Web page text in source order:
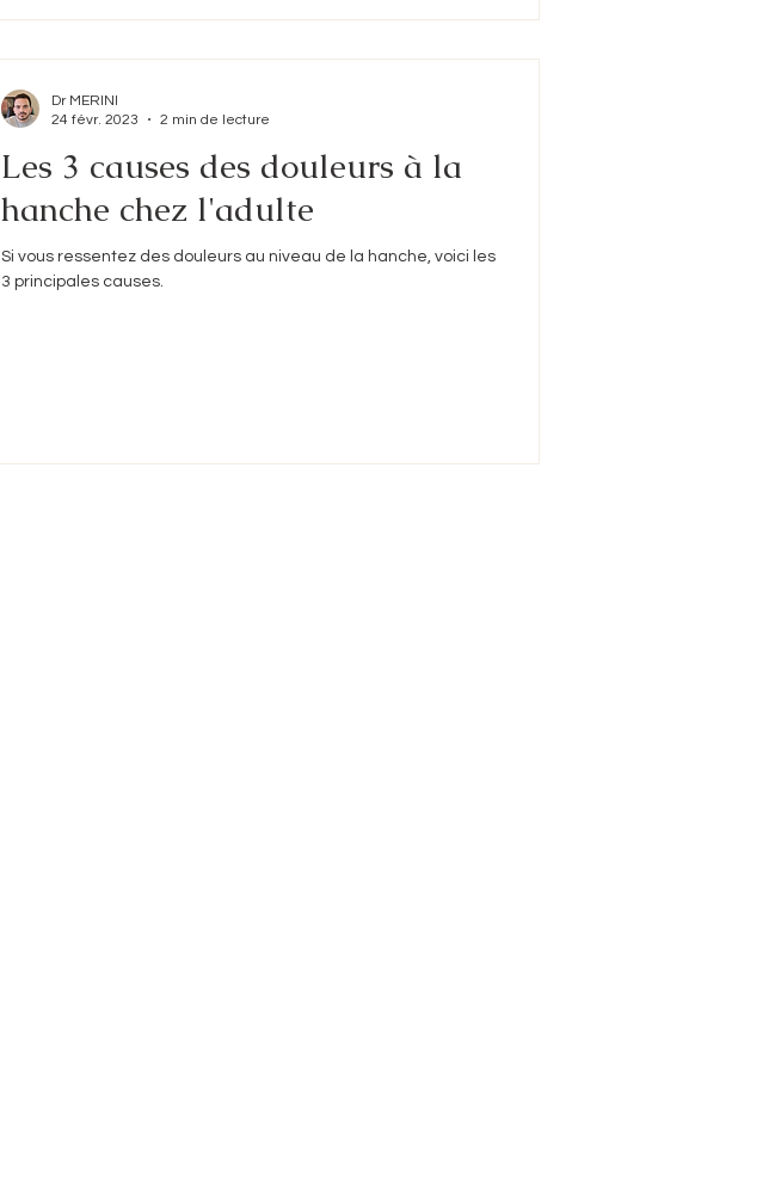
Les 3 causes des douleurs à la
hanche chez l'adulte
Si vous ressentez des douleurs au niveau de la hanche, voici les
3 principales causes.
Dr MERINI
24 févr. 2023
2 min de lecture